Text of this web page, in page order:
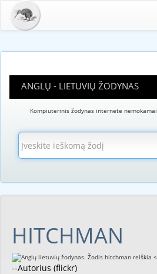
ANGLŲ - LIETUVIŲ ŽODYNAS
Kompiuterinis žodynas internete nemokamai
HITCHMAN
--Autorius (flickr)